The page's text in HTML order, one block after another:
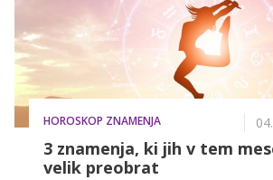
HOROSKOP ZNAMENJA
3 znamenja, ki jih v tem
velik preobrat